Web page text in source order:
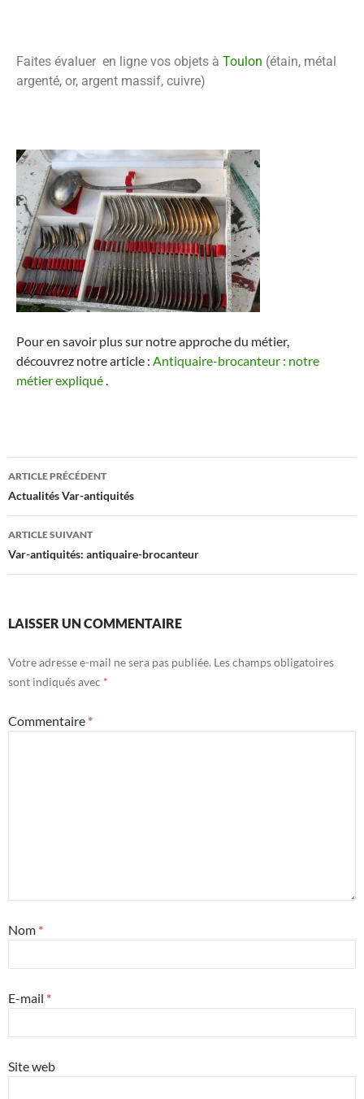
Faites évaluer en ligne vos objets à Toulon (étain, métal
argenté, or, argent massif, cuivre)
Pour en savoir plus sur notre approche du métier,
découvrez notre article : Antiquaire-brocanteur : notre
métier expliqué
ARTICLE PRÉCÉDENT
Actualités Var-antiquités
ARTICLE SUIVANT
Var-antiquités: antiquaire-brocanteur
LAISSER UN COMMENTAIRE
Votre adresse e-mail ne sera pas publiée. Les champs obligatoires
sont indiqués avec *
Commentaire *
Nom *
E-mail *
Site web